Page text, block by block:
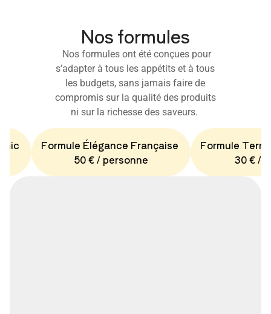
Nos formules
Nos formules ont été conçues pour
s’adapter à tous les appétits et à tous
les budgets, sans jamais faire de
compromis sur la qualité des produits
ni sur la richesse des saveurs.
Formule Élégance Française
50 € / personne
Formule
30 € /